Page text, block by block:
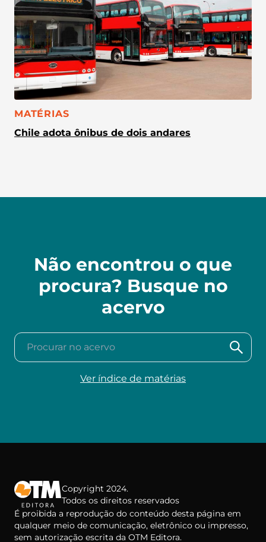
CATEGORIA:
MATÉRIAS
Chile adota ônibus de dois andares
Não encontrou o que
procura? Busque no
acervo
Procurar no acervo
Ver índice de matérias
Copyright 2024.
Todos os direitos reservados
É proibida a reprodução do conteúdo desta página em
qualquer meio de comunicação, eletrônico ou impresso,
sem autorização escrita da OTM Editora.